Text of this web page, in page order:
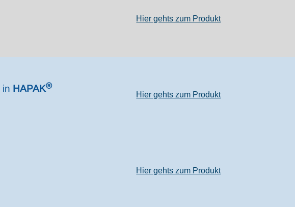
Hier gehts zum Produkt
in HAPAK®
Hier gehts zum Produkt
Hier gehts zum Produkt